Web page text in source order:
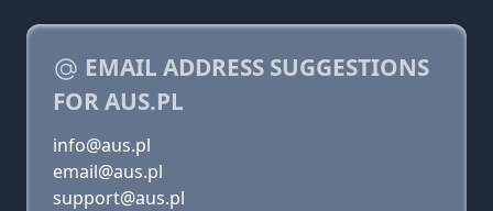
EMAIL ADDRESS SUGGESTIONS
FOR AUS.PL
info@aus.pl
email@aus.pl
support@aus.pl